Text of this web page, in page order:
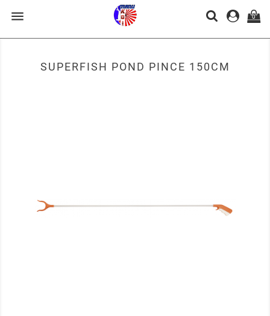
 0
SUPERFISH POND PINCE 150CM